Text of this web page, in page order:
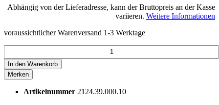
Abhängig von der Lieferadresse, kann der Bruttopreis an der Kasse
variieren. Weitere Informationen
voraussichtlicher Warenversand 1-3 Werktage
In den Warenkorb
Merken
Artikelnummer 2124.39.000.10